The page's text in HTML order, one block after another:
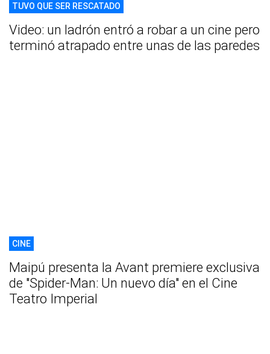
TUVO QUE SER RESCATADO
Video: un ladrón entró a robar a un cine pero
terminó atrapado entre unas de las paredes
CINE
Maipú presenta la Avant premiere exclusiva
de "Spider-Man: Un nuevo día" en el Cine
Teatro Imperial